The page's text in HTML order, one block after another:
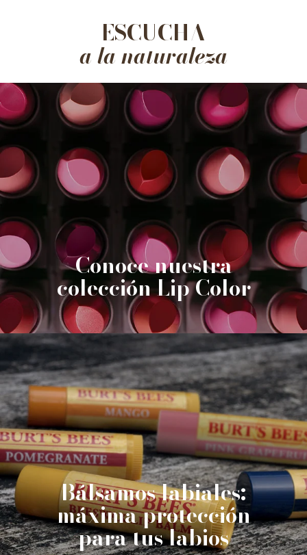
ESCUCHA
a la naturaleza
Conoce nuestra
colección Lip Color
Bálsamos labiales:
máxima protección
para tus labios